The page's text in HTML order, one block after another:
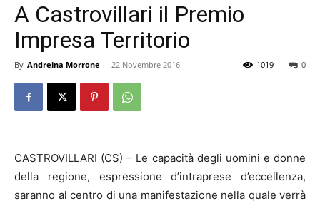
A Castrovillari il Premio
Impresa Territorio
By Andreina Morrone - 22 Novembre 2016 0
1019
CASTROVILLARI (CS) – Le capacità degli uomini e donne
della regione, espressione d’intraprese d’eccellenza,
saranno al centro di una manifestazione nella quale verrà